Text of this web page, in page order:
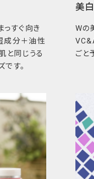
すぐ向き
成分＋油性
と同じうる
す。
美
Wの
ごと